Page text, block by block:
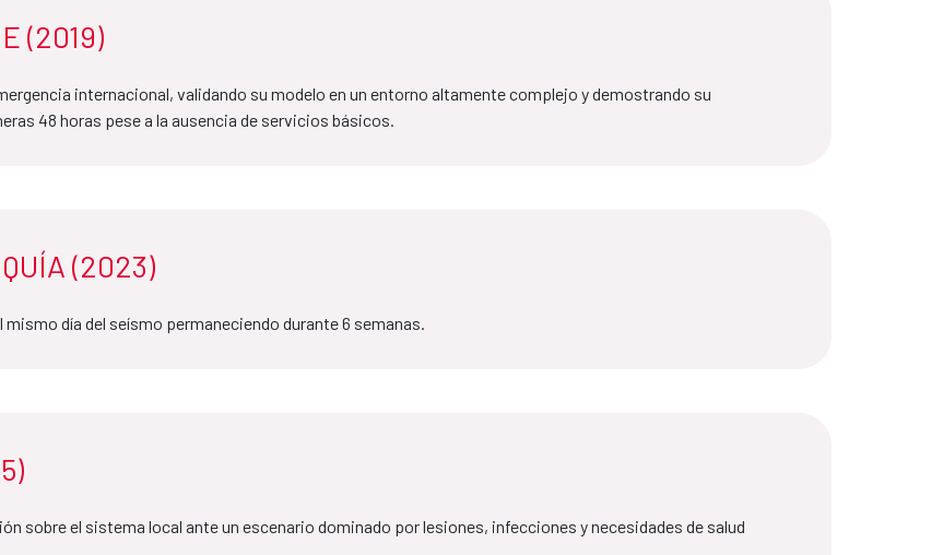
(2019)
internacional, validando su modelo en un entorno altamente complejo y demostrando su
48 horas pese a la ausencia de servicios básicos.
(2023)
día del seísmo permaneciendo durante 6 semanas.
sobre el sistema local ante un escenario dominado por lesiones, infecciones y necesidades de salud